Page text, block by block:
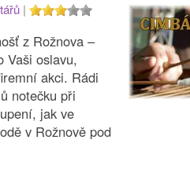
|
z Rožnova –
Vaši oslavu,
akci. Rádi
notečku při
jak ve
v Rožnově pod